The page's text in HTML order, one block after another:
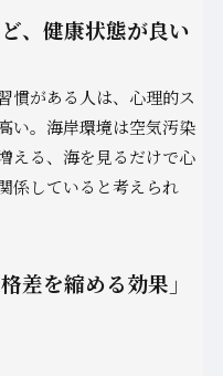
、健康状態が良い
慣がある人は、心理的ス
い。海岸環境は空気汚染
える、海を見るだけで心
係していると考えられ
差を縮める効果」